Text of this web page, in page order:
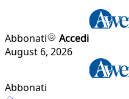
Abbonati
Accedi
August 6, 2026
Abbonati